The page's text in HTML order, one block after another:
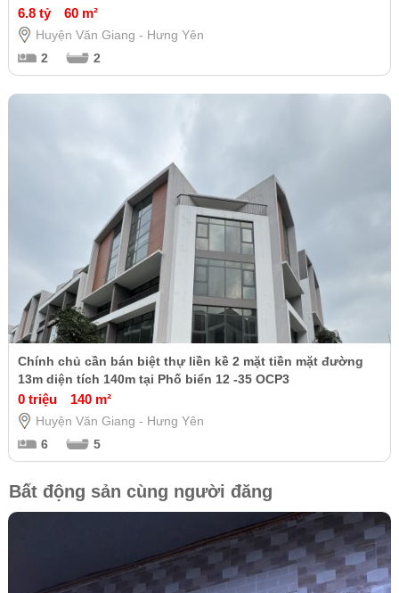
6.8 tỷ 60 m²
Huyện Văn Giang - Hưng Yên
2
2
Chính chủ cần bán biệt thự liền kề 2 mặt tiền mặt đường
13m diện tích 140m tại Phố biển 12 -35 OCP3
0 triệu 140 m²
Huyện Văn Giang - Hưng Yên
6
5
Bất động sản cùng người đăng